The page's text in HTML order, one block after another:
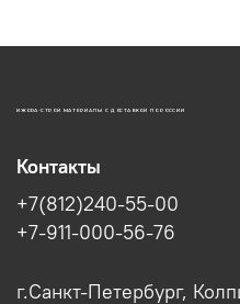
ИЖОРА-СТРОЙ МАТЕРИАЛЫ С ДОСТАВКОЙ ПО РОССИИ
Контакты
+7(812)240-55-00
+7-911-000-56-76
г.Санкт-Петербург,